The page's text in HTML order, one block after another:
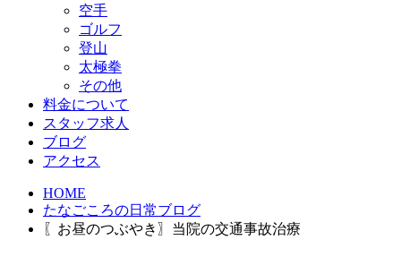
空手
ゴルフ
登山
太極拳
その他
料金について
スタッフ求人
ブログ
アクセス
HOME
たなごころの日常ブログ
〖お昼のつぶやき〗当院の交通事故治療